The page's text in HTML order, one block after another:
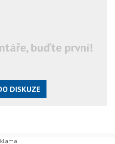
buďte první!
DISKUZE